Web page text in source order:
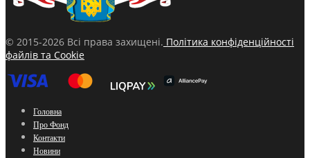
© 2015-2026 Всі права захищені. Політика конфіденційності
файлів та Cookie
Головна
Про Фонд
Контакти
Новини